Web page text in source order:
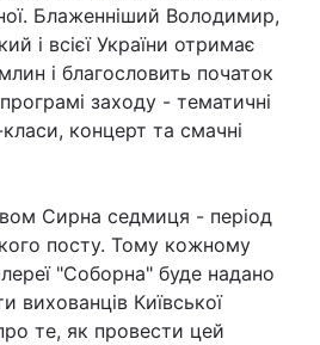
Блаженніший Володимир,
і всієї України отримає
і благословить початок
заходу - тематичні
концерт та смачні
Сирна седмиця - період
посту. Тому кожному
"Соборна" буде надано
вихованців Київської
те, як провести цей